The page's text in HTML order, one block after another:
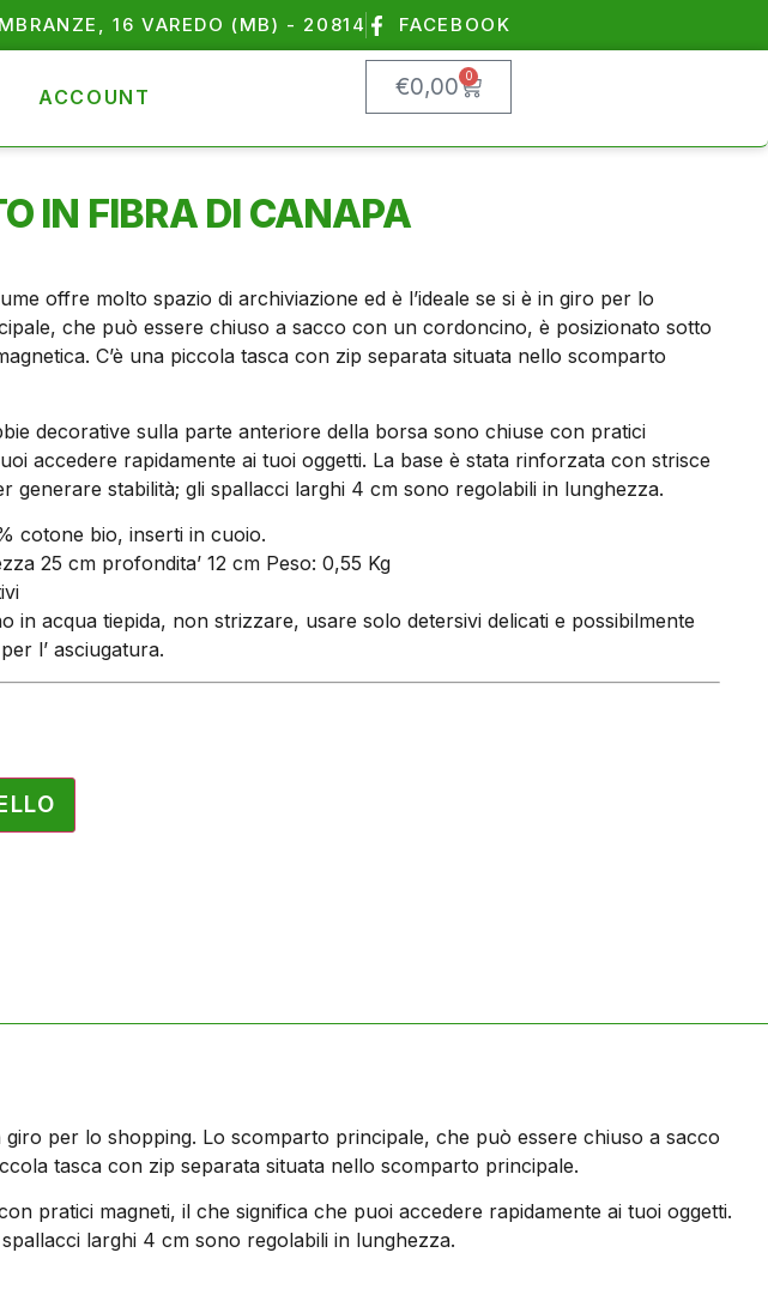
16 VAREDO (MB) - 20814 FACEBOOK
ACCOUNT €0,00 0
IN FIBRA DI CANAPA
offre molto spazio di archiviazione ed è l’ideale se si è in giro per lo
che può essere chiuso a sacco con un cordoncino, è posizionato sotto
C’è una piccola tasca con zip separata situata nello scomparto
decorative sulla parte anteriore della borsa sono chiuse con pratici
accedere rapidamente ai tuoi oggetti. La base è stata rinforzata con strisce
generare stabilità; gli spallacci larghi 4 cm sono regolabili in lunghezza.
cotone bio, inserti in cuoio.
25 cm profondita’ 12 cm Peso: 0,55 Kg
in acqua tiepida, non strizzare, usare solo detersivi delicati e possibilmente
l’ asciugatura.
per lo shopping. Lo scomparto principale, che può essere chiuso a sacco
tasca con zip separata situata nello scomparto principale.
pratici magneti, il che significa che puoi accedere rapidamente ai tuoi oggetti.
larghi 4 cm sono regolabili in lunghezza.